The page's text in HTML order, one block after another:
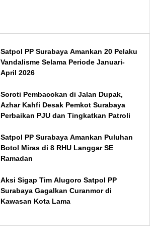
Satpol PP Surabaya Amankan 20 Pelaku
Vandalisme Selama Periode Januari-
April 2026
Soroti Pembacokan di Jalan Dupak,
Azhar Kahfi Desak Pemkot Surabaya
Perbaikan PJU dan Tingkatkan Patroli
Satpol PP Surabaya Amankan Puluhan
Botol Miras di 8 RHU Langgar SE
Ramadan
Aksi Sigap Tim Alugoro Satpol PP
Surabaya Gagalkan Curanmor di
Kawasan Kota Lama